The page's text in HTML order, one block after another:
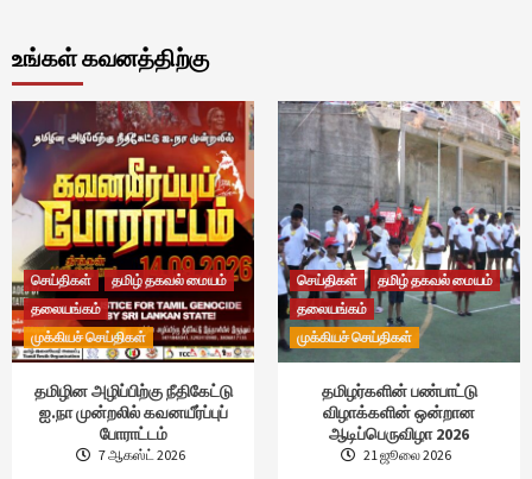
உங்கள் கவனத்திற்கு
செய்திகள்
தமிழ் தகவல் மையம்
தலையங்கம்
முக்கியச் செய்திகள்
தமிழின அழிப்பிற்கு நீதிகேட்டு
ஐ.நா முன்றலில் கவனயீர்ப்புப்
போராட்டம்
7 ஆகஸ்ட் 2026
செய்திகள்
தமிழ் தகவல் மையம்
தலையங்கம்
முக்கியச் செய்திகள்
தமிழர்களின் பண்பாட்டு
விழாக்களின் ஒன்றான
ஆடிப்பெருவிழா 2026
21 ஜூலை 2026